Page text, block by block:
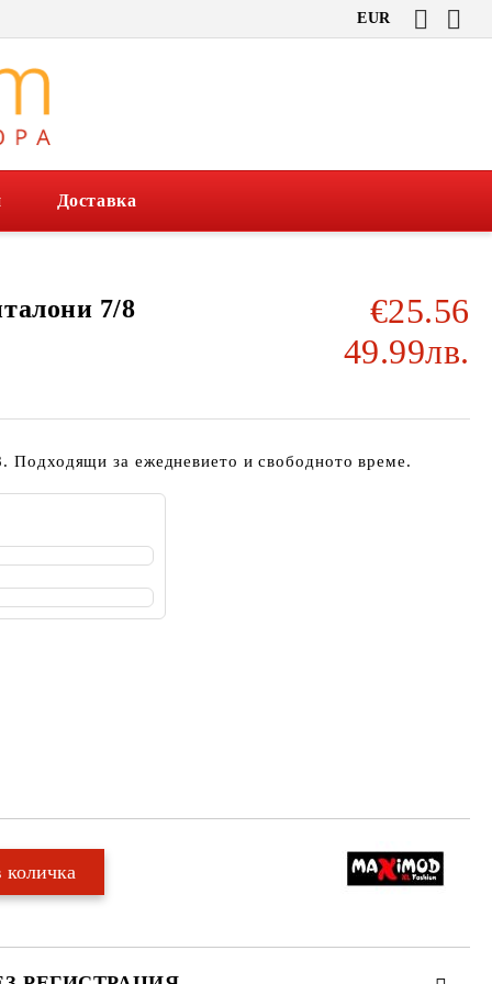
EUR
Доставка
7/8
€25.56
49.99лв.
Подходящи за ежедневието и свободното време.